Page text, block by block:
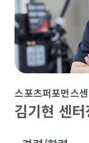
스포츠퍼포먼스
김기현 센